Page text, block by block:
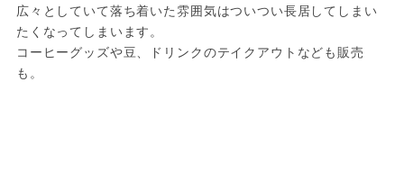
広々としていて落ち着いた雰囲気はついつい長居してしまい
たくなってしまいます。
コーヒーグッズや豆、ドリンクのテイクアウトなども販売
も。